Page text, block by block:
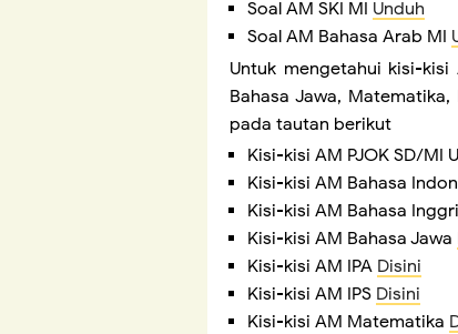
Soal AM SKI MI Unduh
Soal AM Bahasa Arab MI
Untuk mengetahui kisi-kisi
Bahasa Jawa, Matematika,
pada tautan berikut
Kisi-kisi AM PJOK SD/MI
Kisi-kisi AM Bahasa
Kisi-kisi AM Bahasa
Kisi-kisi AM Bahasa Jawa
Kisi-kisi AM IPA Disini
Kisi-kisi AM IPS Disini
Kisi-kisi AM Matematika